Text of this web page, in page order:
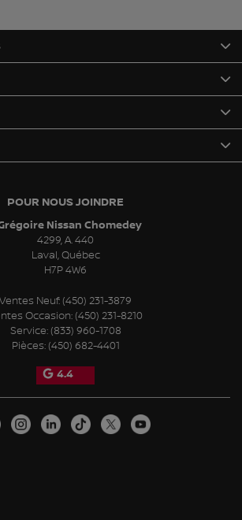
POUR NOUS JOINDRE
Nissan Chomedey
4299, A. 440
Laval,Québec
H7P 4W6
Ventes Neuf: (450) 231-3879
Occasion: (450) 231-8210
Service: (833) 960-1708
Pièces: (450) 682-4401
4.4